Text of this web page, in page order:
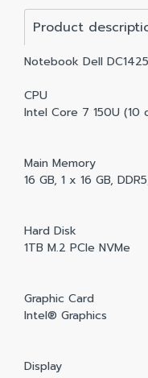
Product
Notebook Dell
CPU
Intel Core 7 150U (10
Main Memory
16 GB, 1 x 16 GB,
Hard Disk
1TB M.2 PCIe NVMe
Graphic Card
Intel® Graphics
Display